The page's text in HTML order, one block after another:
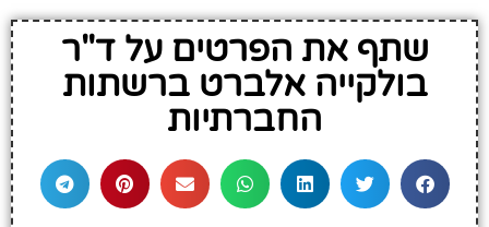
שתף את הפרטים על ד"ר
בולקייה אלברט ברשתות
החברתיות